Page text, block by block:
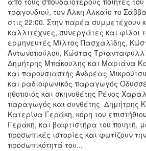
τραγουδιού, τον Άλκη Αλκαίο το
στις 22:00. Στην παρέα συμμετέχουν
καλλιτέχνες, συνεργάτες και φίλοι
ερμηνευτές Μίλτος Πασχαλίδης,
Αντωνοπούλου, Κώστας
Δημήτρης Μπάκουλης και Μαριάνα
και παρουσιαστής Ανδρέας
και ραδιοφωνικός παραγωγός
ηθοποιός και σκηνοθέτης Ρένος
παραγωγός και συνθέτης Δημήτρης
Κατερίνα Γεράκη, κόρη του
Γεράκη, και βαφτιστήρα του ποιητή,
προσωπικές ιστορίες και φωτίζουν
προσωπικότητά του...